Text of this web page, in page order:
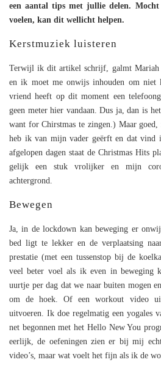
een aantal tips met jullie delen.
voelen, kan dit wellicht helpen.
Kerstmuziek luisteren
Terwijl ik dit artikel schrijf, galmt Mariah
en ik moet me onwijs inhouden om niet
vriend heeft op dit moment een
geen meter hier vandaan. Dus ja, dan is
want for Chirstmas te zingen.) Maar
heb ik van mijn vader geërft en dat vind
afgelopen dagen staat de Christmas Hits
gelijk een stuk vrolijker en mijn
achtergrond.
Bewegen
Ja, in de lockdown kan beweging er
bed ligt te lekker en de verplaatsing
prestatie (met een tussenstop bij de
veel beter voel als ik even in beweging
uurtje per dag dat we naar buiten mogen
om de hoek. Of een workout video
uitvoeren. Ik doe regelmatig een yogales
net begonnen met het Hello New You
eerlijk, de oefeningen zien er bij mij
video’s, maar wat voelt het fijn als ik de